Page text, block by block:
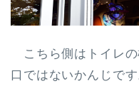
こちら側はトイレの
口ではないかんじです